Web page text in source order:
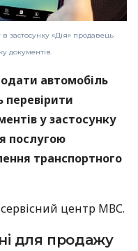
застосунку «Дія» продавець
документів.
автомобіль
перевірити
у застосунку
послугою
транспортного
центр МВС.
для продажу